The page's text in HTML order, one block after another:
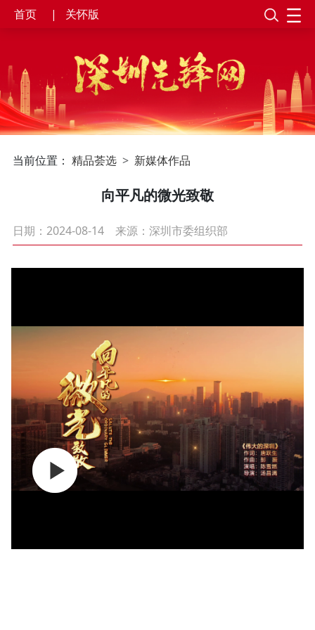
首页 | 关怀版
当前位置： 精品荟选 新媒体作品
向平凡的微光致敬
日期：2024-08-14 来源：深圳市委组织部